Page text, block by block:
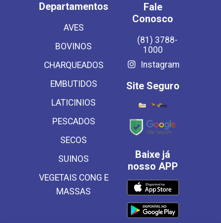
Departamentos
AVES
BOVINOS
CHARQUEADOS
EMBUTIDOS
LATICINIOS
PESCADOS
SECOS
SUINOS
VEGETAIS CONG E
MASSAS
Fale
Conosco
(81) 3788-
1000
Instagram
Site Seguro
Baixe já
nosso APP